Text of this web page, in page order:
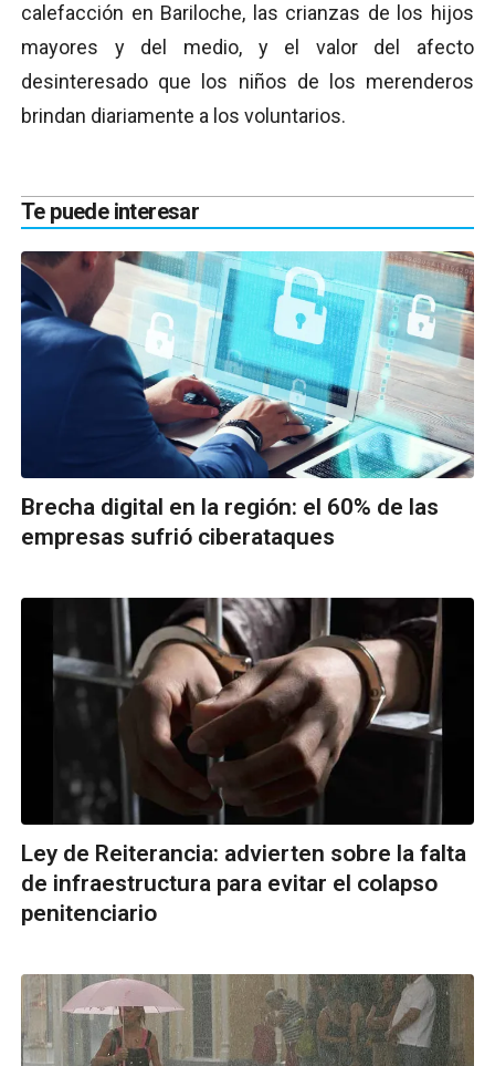
calefacción en Bariloche, las crianzas de los hijos
mayores y del medio, y el valor del afecto
desinteresado que los niños de los merenderos
brindan diariamente a los voluntarios.
Te puede interesar
Brecha digital en la región: el 60% de las
empresas sufrió ciberataques
Ley de Reiterancia: advierten sobre la falta
de infraestructura para evitar el colapso
penitenciario